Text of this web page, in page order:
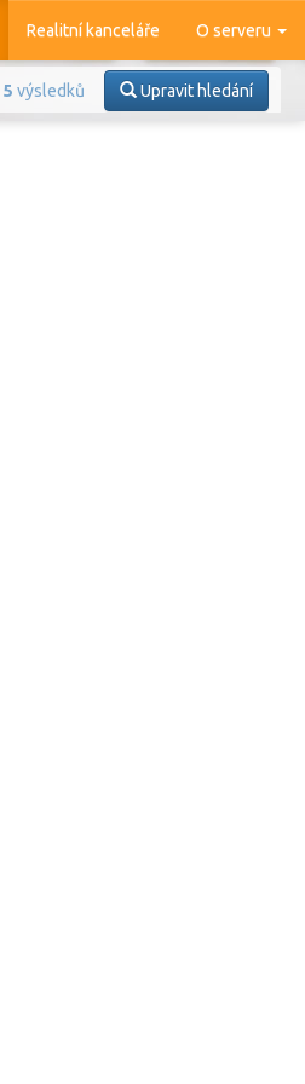
Realitní kanceláře O serveru
5 výsledků Upravit hledání